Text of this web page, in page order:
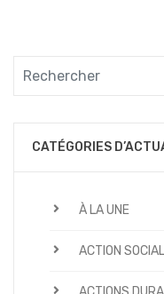
CATÉGORIES
À LA UNE
ACTION